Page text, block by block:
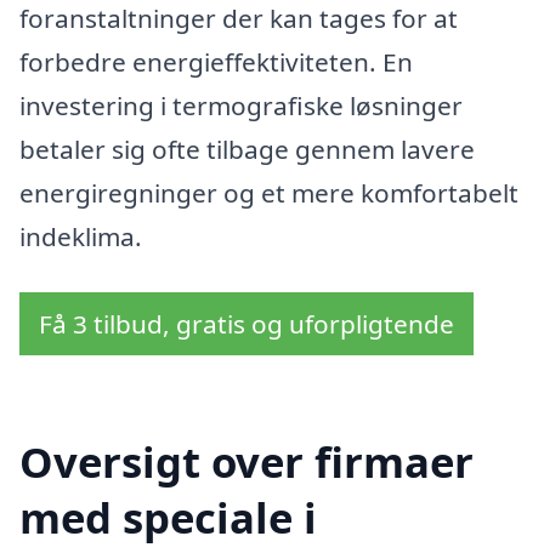
foranstaltninger der kan tages for at
forbedre energieffektiviteten. En
investering i termografiske løsninger
betaler sig ofte tilbage gennem lavere
energiregninger og et mere komfortabelt
indeklima.
Få 3 tilbud, gratis og uforpligtende
Oversigt over firmaer
med speciale i